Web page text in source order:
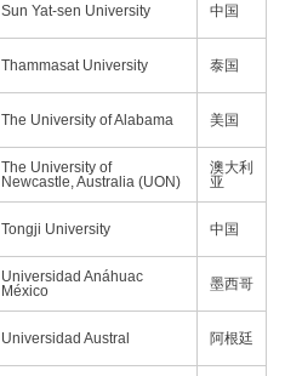
Sun Yat-sen University 中国
Thammasat University 泰国
The University of Alabama 美国
The University of
Newcastle, Australia (UON)
澳大利
亚
Tongji University 中国
Universidad Anáhuac
México
墨西哥
Universidad Austral 阿根廷